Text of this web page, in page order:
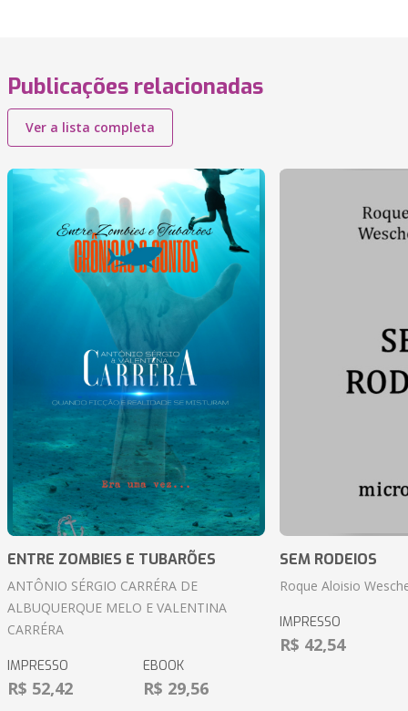
Publicações relacionadas
Ver a lista completa
ENTRE ZOMBIES E TUBARÕES
ANTÔNIO SÉRGIO CARRÉRA DE
ALBUQUERQUE MELO E VALENTINA
CARRÉRA
IMPRESSO
R$ 52,42
EBOOK
R$ 29,56
SEM RODEIOS
Roque Aloisio
IMPRESSO
R$ 42,54